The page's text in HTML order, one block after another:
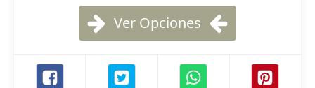
Ver Opciones